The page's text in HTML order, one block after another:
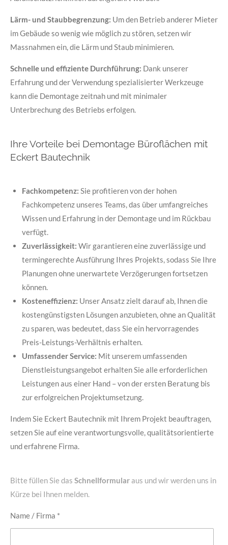
Lärm- und Staubbegrenzung: Um den Betrieb anderer Mieter
im Gebäude so wenig wie möglich zu stören, setzen wir
Massnahmen ein, die Lärm und Staub minimieren.
Schnelle und effiziente Durchführung: Dank unserer
Erfahrung und der Verwendung spezialisierter Werkzeuge
kann die Demontage zeitnah und mit minimaler
Unterbrechung des Betriebs erfolgen.
Ihre Vorteile bei Demontage Büroflächen mit
Eckert Bautechnik
Fachkompetenz: Sie profitieren von der hohen
Fachkompetenz unseres Teams, das über umfangreiches
Wissen und Erfahrung in der Demontage und im Rückbau
verfügt.
Zuverlässigkeit: Wir garantieren eine zuverlässige und
termingerechte Ausführung Ihres Projekts, sodass Sie Ihre
Planungen ohne unerwartete Verzögerungen fortsetzen
können.
Kosteneffizienz: Unser Ansatz zielt darauf ab, Ihnen die
kostengünstigsten Lösungen anzubieten, ohne an Qualität
zu sparen, was bedeutet, dass Sie ein hervorragendes
Preis-Leistungs-Verhältnis erhalten.
Umfassender Service: Mit unserem umfassenden
Dienstleistungsangebot erhalten Sie alle erforderlichen
Leistungen aus einer Hand – von der ersten Beratung bis
zur erfolgreichen Projektumsetzung.
Indem Sie Eckert Bautechnik mit Ihrem Projekt beauftragen,
setzen Sie auf eine verantwortungsvolle, qualitätsorientierte
und erfahrene Firma.
Bitte füllen Sie das Schnellformular aus und wir werden uns in
Kürze bei Ihnen melden.
Name / Firma *